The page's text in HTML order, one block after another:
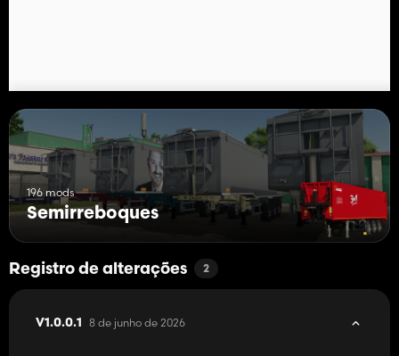
196 mods
Semirreboques
Registro de alterações 2
V1.0.0.1 8 de junho de 2026